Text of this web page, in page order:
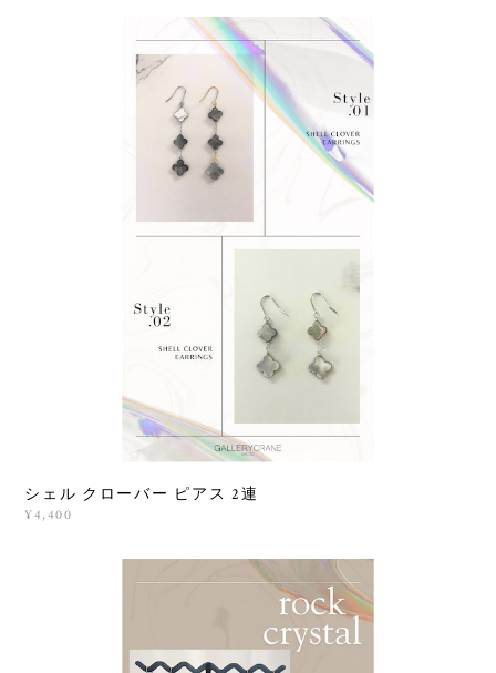
シェル クローバー ピアス 2連
¥4,400